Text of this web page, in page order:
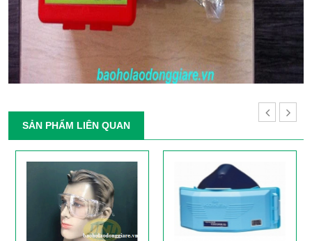
SẢN PHẨM LIÊN QUAN